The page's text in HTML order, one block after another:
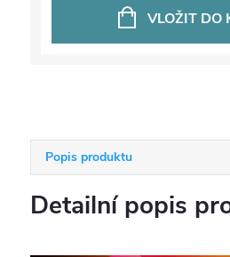
VLOŽIT DO
Popis produktu
Detailní popis